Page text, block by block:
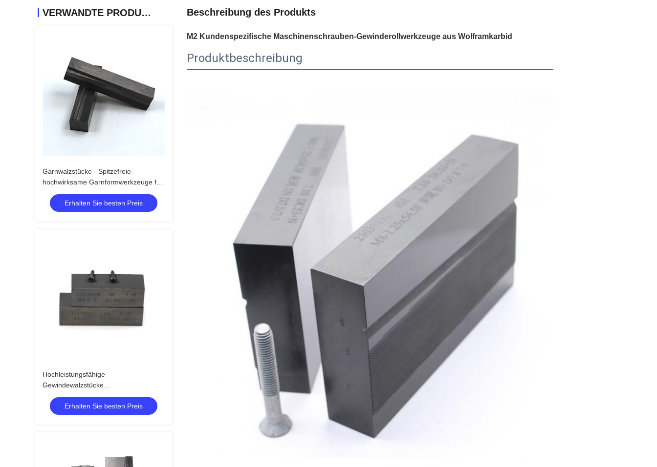
VERWANDTE PRODUKTE
Garnwalzstücke - Spitzefreie
hochwirksame Garnformwerkzeuge für
hochfeste Garnstücke in der
Befestigungsmaschinenherstellung
Erhalten Sie besten Preis
Hochleistungsfähige
Gewindewalzstücke
Zementkarbidkonstruktion HRC 58-65
Härte
Erhalten Sie besten Preis
Beschreibung des Produkts
M2 Kundenspezifische Maschinenschrauben-Gewinderollwerkzeuge aus Wolframkarbid
Produktbeschreibung